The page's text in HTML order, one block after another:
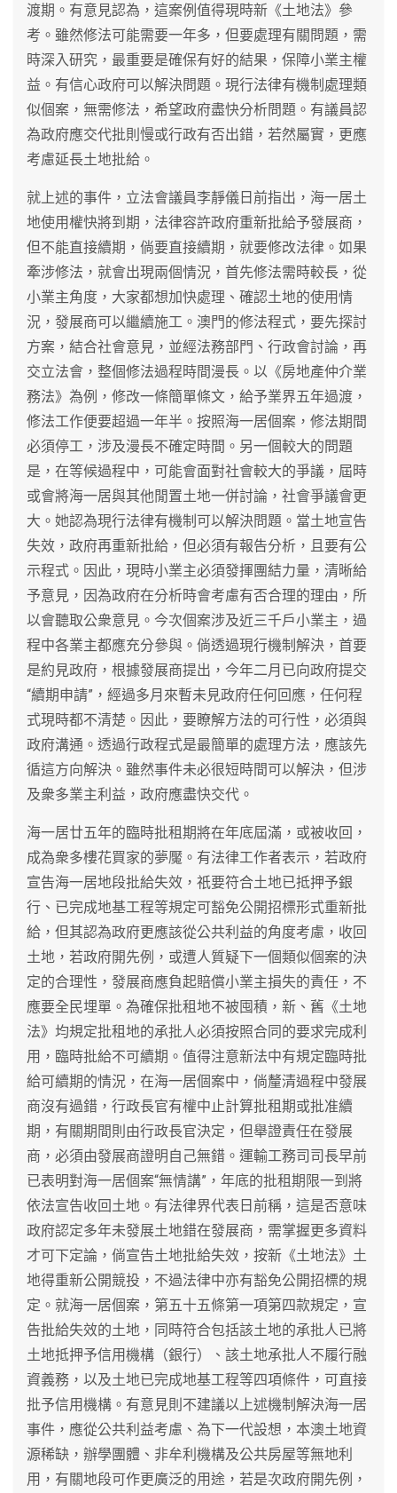
渡期。有意見認為，這案例值得現時新《土地法》參
考。雖然修法可能需要一年多，但要處理有關問題，需
時深入研究，最重要是確保有好的結果，保障小業主權
益。有信心政府可以解決問題。現行法律有機制處理類
似個案，無需修法，希望政府盡快分析問題。有議員認
為政府應交代批則慢或行政有否出錯，若然屬實，更應
考慮延長土地批給。
就上述的事件，立法會議員李靜儀日前指出，海一居土
地使用權快將到期，法律容許政府重新批給予發展商，
但不能直接續期，倘要直接續期，就要修改法律。如果
牽涉修法，就會出現兩個情況，首先修法需時較長，從
小業主角度，大家都想加快處理、確認土地的使用情
況，發展商可以繼續施工。澳門的修法程式，要先探討
方案，結合社會意見，並經法務部門、行政會討論，再
交立法會，整個修法過程時間漫長。以《房地產仲介業
務法》為例，修改一條簡單條文，給予業界五年過渡，
修法工作便要超過一年半。按照海一居個案，修法期間
必須停工，涉及漫長不確定時間。另一個較大的問題
是，在等候過程中，可能會面對社會較大的爭議，屆時
或會將海一居與其他閒置土地一併討論，社會爭議會更
大。她認為現行法律有機制可以解決問題。當土地宣告
失效，政府再重新批給，但必須有報告分析，且要有公
示程式。因此，現時小業主必須發揮團結力量，清晰給
予意見，因為政府在分析時會考慮有否合理的理由，所
以會聽取公衆意見。今次個案涉及近三千戶小業主，過
程中各業主都應充分參與。倘透過現行機制解決，首要
是約見政府，根據發展商提出，今年二月已向政府提交
“續期申請”，經過多月來暫未見政府任何回應，任何程
式現時都不清楚。因此，要瞭解方法的可行性，必須與
政府溝通。透過行政程式是最簡單的處理方法，應該先
循這方向解決。雖然事件未必很短時間可以解決，但涉
及衆多業主利益，政府應盡快交代。
海一居廿五年的臨時批租期將在年底屆滿，或被收回，
成為衆多樓花買家的夢魘。有法律工作者表示，若政府
宣告海一居地段批給失效，祇要符合土地已抵押予銀
行、已完成地基工程等規定可豁免公開招標形式重新批
給，但其認為政府更應該從公共利益的角度考慮，收回
土地，若政府開先例，或遭人質疑下一個類似個案的決
定的合理性，發展商應負起賠償小業主損失的責任，不
應要全民埋單。為確保批租地不被囤積，新、舊《土地
法》均規定批租地的承批人必須按照合同的要求完成利
用，臨時批給不可續期。值得注意新法中有規定臨時批
給可續期的情況，在海一居個案中，倘釐清過程中發展
商沒有過錯，行政長官有權中止計算批租期或批准續
期，有關期間則由行政長官決定，但舉證責任在發展
商，必須由發展商證明自己無錯。運輸工務司司長早前
已表明對海一居個案“無情講”，年底的批租期限一到將
依法宣告收回土地。有法律界代表日前稱，這是否意味
政府認定多年未發展土地錯在發展商，需掌握更多資料
才可下定論，倘宣告土地批給失效，按新《土地法》土
地得重新公開競投，不過法律中亦有豁免公開招標的規
定。就海一居個案，第五十五條第一項第四款規定，宣
告批給失效的土地，同時符合包括該土地的承批人已將
土地抵押予信用機構（銀行）、該土地承批人不履行融
資義務，以及土地已完成地基工程等四項條件，可直接
批予信用機構。有意見則不建議以上述機制解決海一居
事件，應從公共利益考慮、為下一代設想，本澳土地資
源稀缺，辦學團體、非牟利機構及公共房屋等無地利
用，有關地段可作更廣泛的用途，若是次政府開先例，